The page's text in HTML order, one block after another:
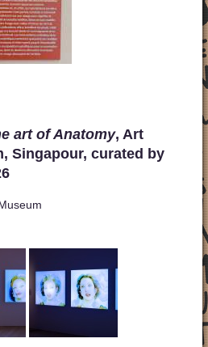
art of Anatomy, Art
Singapour, curated by